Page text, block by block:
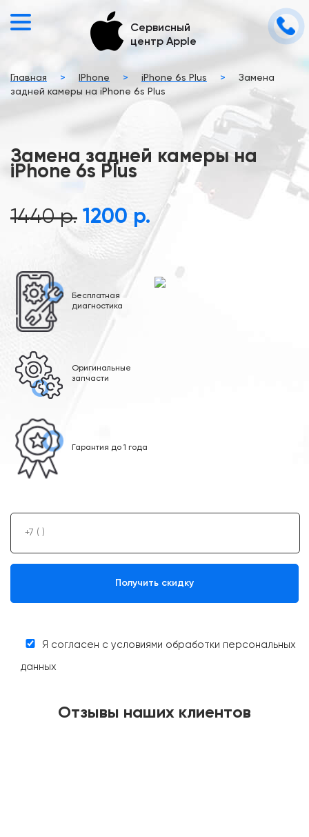
Сервисный
центр Apple
Главная > IPhone > iPhone 6s Plus >
Замена
задней камеры на iPhone 6s Plus
Замена задней камеры на
iPhone 6s Plus
1440 р. 1200 р.
Бесплатная
диагностика
Оригинальные
запчасти
Гарантия до 1 года
Я согласен с условиями обработки персональных
данных
Отзывы наших клиентов